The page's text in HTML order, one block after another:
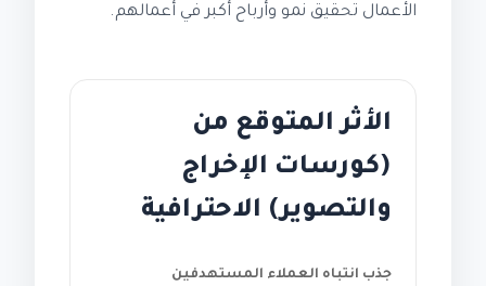
الأعمال تحقيق نمو وأرباح أكبر في أعمالهم.
الأثر المتوقع من
(كورسات الإخراج
والتصوير) الاحترافية
جذب انتباه العملاء المستهدفين